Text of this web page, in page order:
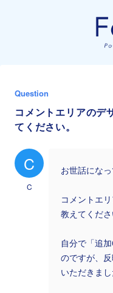
Question
コメントエリアのデ
てください。
C
C
お世話になっ
コメントエ
教えてくださ
自分で「追
のですが、
いただきまし